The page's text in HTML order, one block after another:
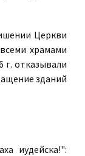
Церкви
храмами
г. отказывали
зданий
иудейска!":